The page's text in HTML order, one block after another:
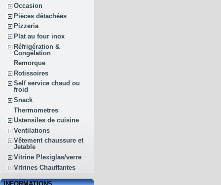
Occasion
Pièces détachées
Pizzeria
Plat au four inox
Réfrigération &
Congélation
Remorque
Rotissoires
Self service chaud ou
froid
Snack
Thermometres
Ustensiles de cuisine
Ventilations
Vêtement chaussure et
Jetable
Vitrine Plexiglas/verre
Vitrines Chauffantes